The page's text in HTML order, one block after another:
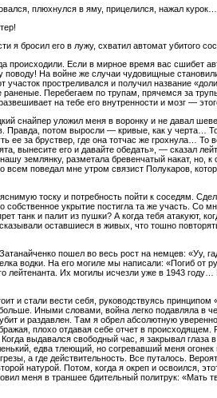
плюхнулся в яму, прицелился, нажал курок…
я бросил его в лужу, схватил автомат убитого
происходили. Если в мирное время вас сшибет
поводу! На войне же случаи чудовищные
простреливался и получил название
Перебегаем по трупам, прячемся за
на тебе его внутренности и мозг —
снайпер уложил меня в воронку и не давал
потом выросли — кривые, как у черта…
ее за бруствер, где она тотчас же грохнула…
вынесите его и давайте обедать», — сказал
землянку, разметала бревенчатый накат, но, к
поведал мне утром связист Полукаров,
тоску и потребность пойти к соседям.
укрытие постигла та же участь. Со
танк и палит из пушки? А когда тебя атакуют,
оставшиеся в живых, что тошно
пошел во весь рост на немцев:
водки. На его могиле мы написали: «Погиб от
лейтенанта. Их могилы исчезли уже в 1943
и стали вести себя, руководствуясь
Иными словами, война легко подавляла в
и раздавлен. Там я обрел абсолютную
плохо отдавая себе отчет в происходящем.
выдавался свободный час, я закрывал
едва тлеющий, но согревавший меня
а где действительность. Все путалось.
натурой. Потом, когда я окреп и освоился,
меня в траншее бдительный политрук: «Мать